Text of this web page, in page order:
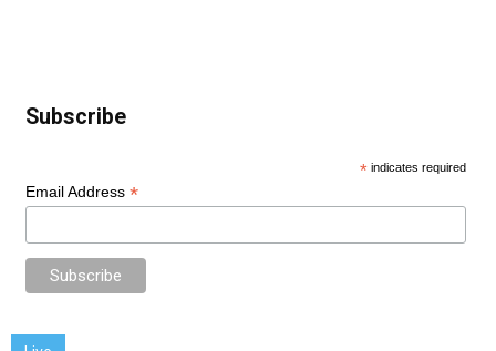
Subscribe
* indicates required
Email Address *